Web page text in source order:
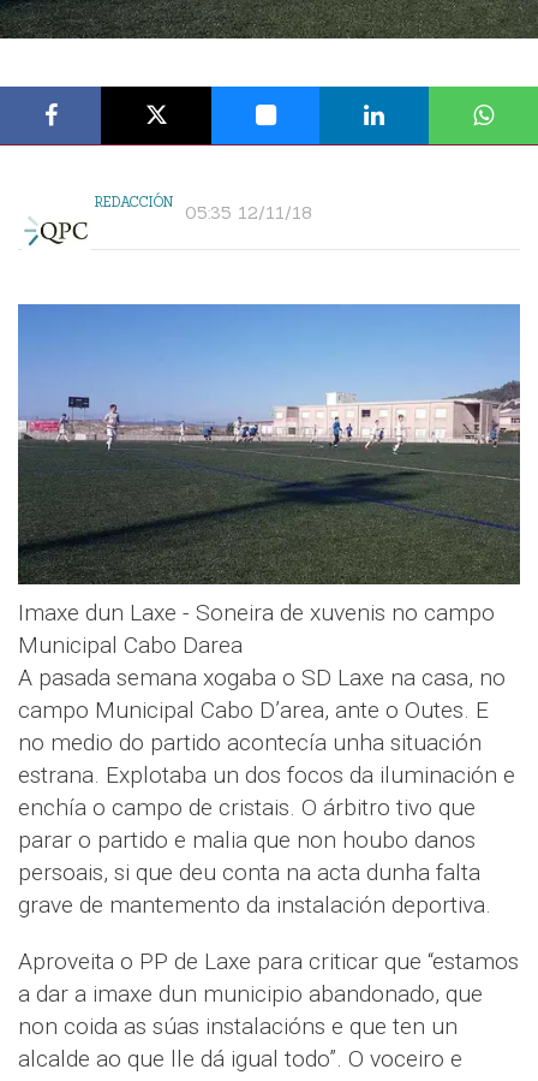
REDACCIÓN 05:35 12/11/18
Imaxe dun Laxe - Soneira de xuvenis no campo
Municipal Cabo Darea
A pasada semana xogaba o SD Laxe na casa, no
campo Municipal Cabo D’area, ante o Outes. E
no medio do partido acontecía unha situación
estrana. Explotaba un dos focos da iluminación e
enchía o campo de cristais. O árbitro tivo que
parar o partido e malia que non houbo danos
persoais, si que deu conta na acta dunha falta
grave de mantemento da instalación deportiva.
Aproveita o PP de Laxe para criticar que “estamos
a dar a imaxe dun municipio abandonado, que
non coida as súas instalacións e que ten un
alcalde ao que lle dá igual todo”. O voceiro e